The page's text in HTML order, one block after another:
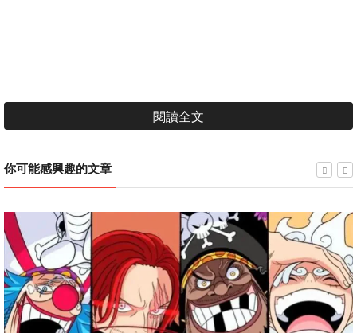
閱讀全文
你可能感興趣的文章